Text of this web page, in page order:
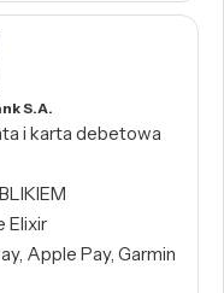
S.A.
i karta debetowa
Elixir
Apple Pay, Garmin